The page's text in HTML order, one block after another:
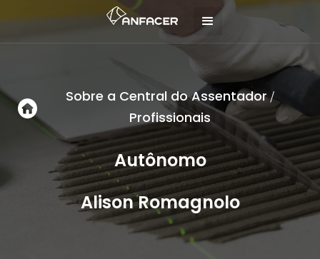
Sobre a Central do Assentador/
Profissionais
Autônomo
Alison Romagnolo